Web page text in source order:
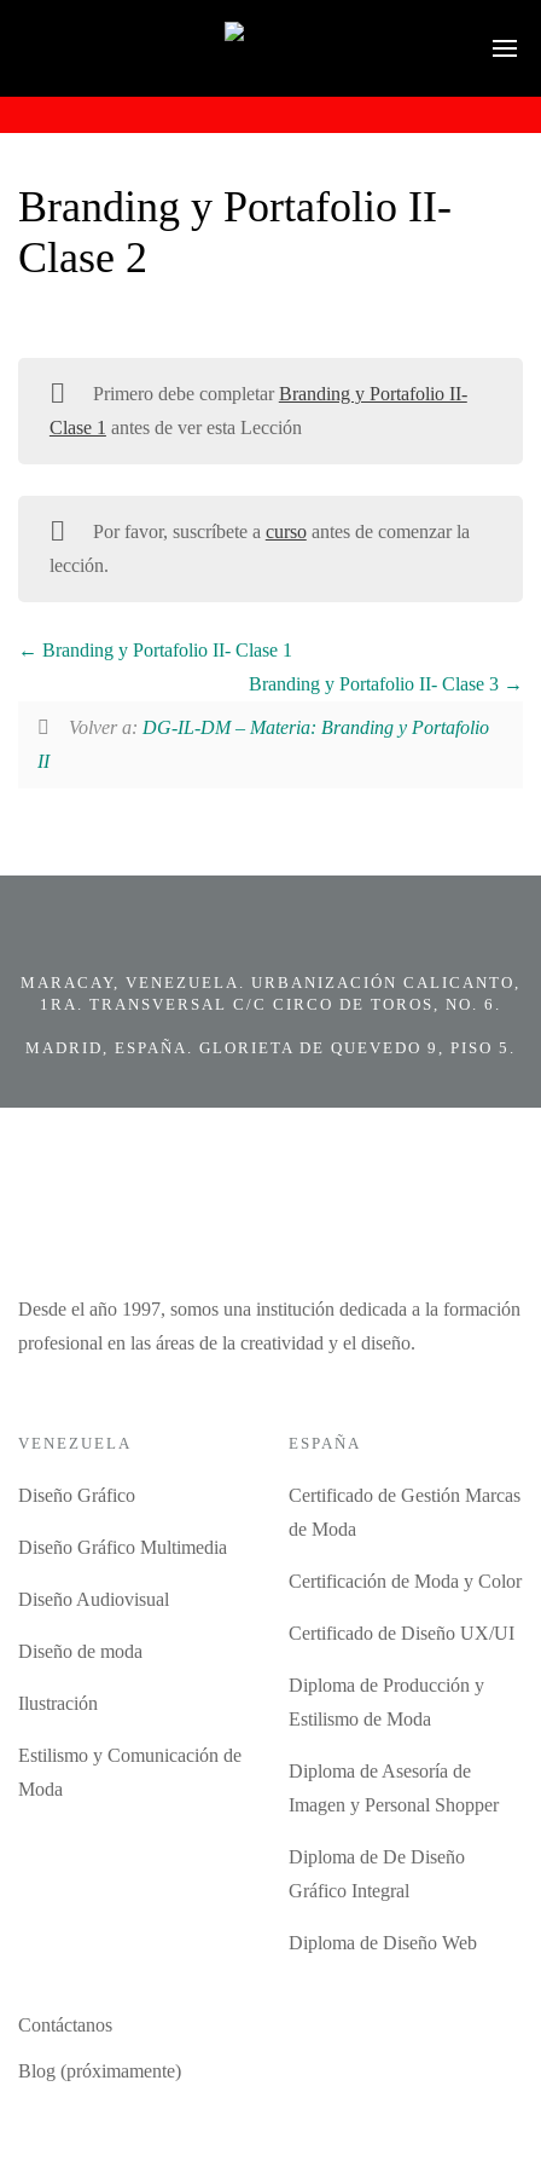
Branding y Portafolio II-
Clase 2
Primero debe completarBranding y Portafolio II-
Clase 1 antes de ver esta Lección
Por favor, suscríbete a cursoantes de comenzar la
lección.
Branding y Portafolio II- Clase 1
Branding y Portafolio II- Clase 3
Volver a: DG-IL-DM – Materia: Branding y Portafolio
II
MARACAY, VENEZUELA. URBANIZACIÓN CALICANTO,
1RA. TRANSVERSAL C/C CIRCO DE TOROS, NO. 6.
MADRID, ESPAÑA. GLORIETA DE QUEVEDO 9, PISO 5.
Desde el año 1997, somos una institución dedicada a la formación
profesional en las áreas de la creatividad y el diseño.
VENEZUELA
Diseño Gráfico
Diseño Gráfico Multimedia
Diseño Audiovisual
Diseño de moda
Ilustración
Estilismo y Comunicación de
Moda
ESPAÑA
Certificado de Gestión Marcas
de Moda
Certificación de Moda y Color
Certificado de Diseño UX/UI
Diploma de Producción y
Estilismo de Moda
Diploma de Asesoría de
Imagen y Personal Shopper
Diploma de De Diseño
Gráfico Integral
Diploma de Diseño Web
Contáctanos
Blog (próximamente)